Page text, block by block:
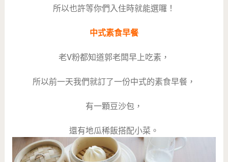
所以也許等你們入住時就能選囉！
中式素食早餐
老V粉都知道郭老闆早上吃素，
所以前一天我們就訂了一份中式的素食早餐，
有一顆豆沙包，
還有地瓜稀飯搭配小菜。